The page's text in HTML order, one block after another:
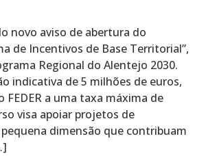
novo aviso de abertura do
de Incentivos de Base Territorial”,
Regional do Alentejo 2030.
indicativa de 5 milhões de euros,
FEDER a uma taxa máxima de
visa apoiar projetos de
dimensão que contribuam